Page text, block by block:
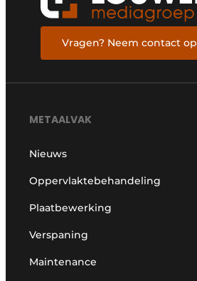
Vragen? Neem contact op
METAALVAK
Nieuws
Oppervlaktebehandeling
Plaatbewerking
Verspaning
Maintenance